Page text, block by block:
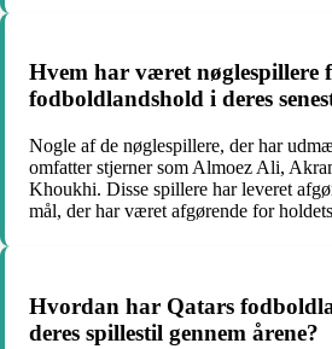
Hvem har været nøglespillere
fodboldlandshold i deres
Nogle af de nøglespillere, der har
omfatter stjerner som Almoez Ali,
Khoukhi. Disse spillere har leveret
mål, der har været afgørende for
Hvordan har Qatars
deres spillestil gennem årene?